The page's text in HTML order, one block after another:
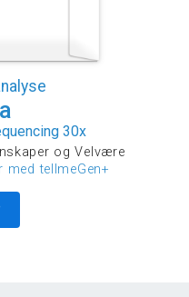
30x
og Velvære
med tellmeGen+